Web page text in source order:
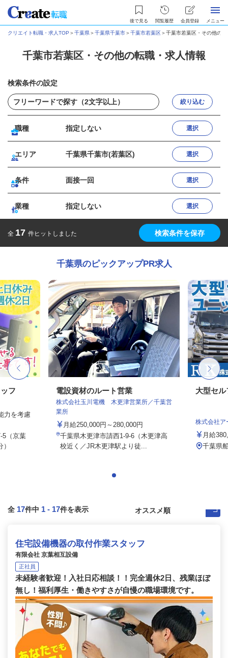
後で見る 閲覧履歴 会員登録 メニュー
クリエイト転職・求人TOP ＞千葉県＞千葉県千葉市＞千葉市若葉区＞千葉市若葉区・その他の
千葉市若葉区・その他の転職・求人情報
検索条件の設定
絞り込む
職種 指定しない 選択
エリア 千葉県千葉市(若葉区) 選択
条件 面接一回 選択
業種 指定しない 選択
全 17 件ヒットしました 検索条件を保存
千葉県のピックアップPR求人
フ
力を考慮
5（京葉
電設資材のルート営業
株式会社玉川電機 木更津営業所／千葉営
業所
月給250,000円～280,000円
千葉県木更津市請西1-9-6（木更津高
校近く／JR木更津駅より徒...
大型セ
株式会社ア
月給
千葉県
全 17件中 1 - 17件を表示
住宅設備機器の取付作業スタッフ
有限会社 京葉相互設備
正社員
未経験者歓迎！入社日応相談！！完全週休2日、残業ほぼ
無し！福利厚生・働きやすさが自慢の職場環境です。